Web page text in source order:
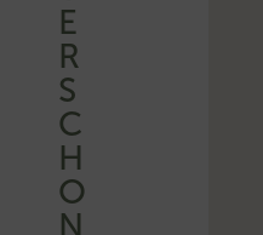
E
R
S
C
H
O
N